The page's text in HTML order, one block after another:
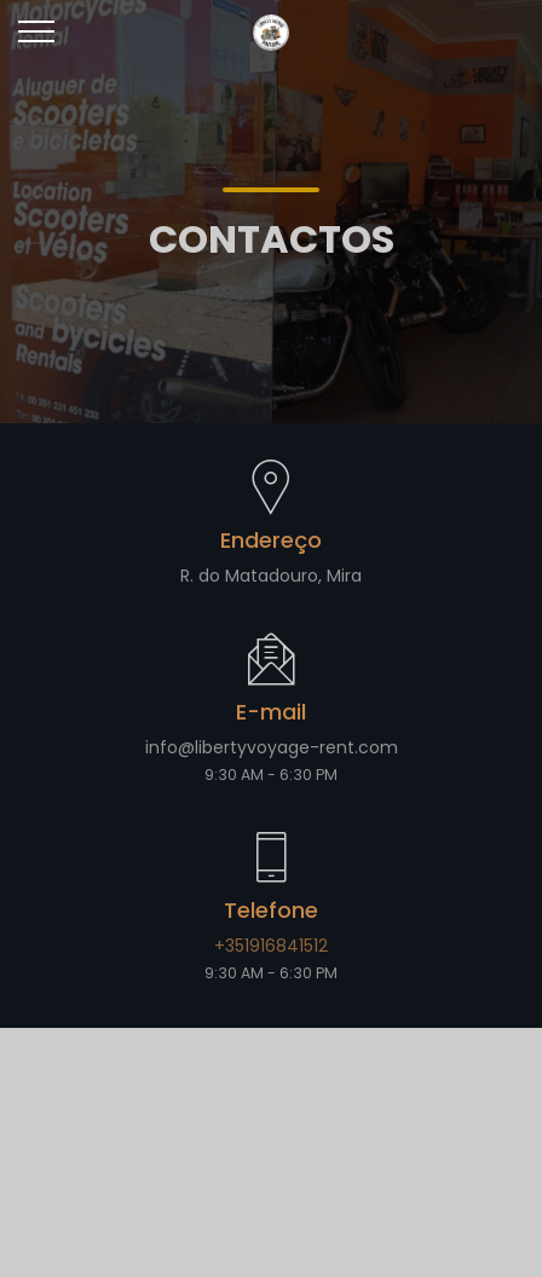
CONTACTOS
Endereço
R. do Matadouro, Mira
E-mail
info@libertyvoyage-rent.com
9:30 AM - 6:30 PM
Telefone
+351916841512
9:30 AM - 6:30 PM